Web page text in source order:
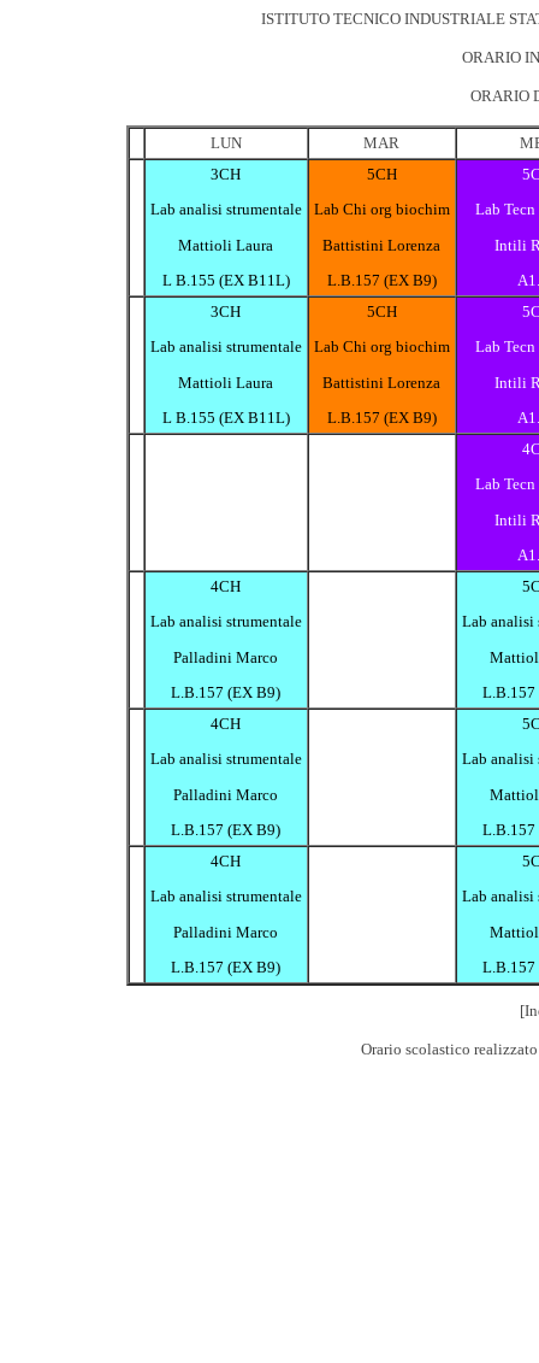
ISTITUTO TECNICO INDUSTRIALE
ORARIO
ORARIO
LUN MAR
3CH
Lab analisi strumentale
Mattioli Laura
L B.155 (EX B11L)
5CH
Lab Chi org biochim
Battistini Lorenza
L.B.157 (EX B9)
Lab
Intili
3CH
Lab analisi strumentale
Mattioli Laura
L B.155 (EX B11L)
5CH
Lab Chi org biochim
Battistini Lorenza
L.B.157 (EX B9)
Lab
Intili
Lab
Intili
4CH
Lab analisi strumentale
Palladini Marco
L.B.157 (EX B9)
Lab analisi
L.B.157
4CH
Lab analisi strumentale
Palladini Marco
L.B.157 (EX B9)
Lab analisi
L.B.157
4CH
Lab analisi strumentale
Palladini Marco
L.B.157 (EX B9)
Lab analisi
L.B.157
Orario scolastico